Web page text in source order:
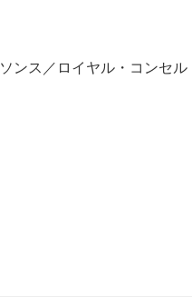
ス／ロイヤル・コンセル